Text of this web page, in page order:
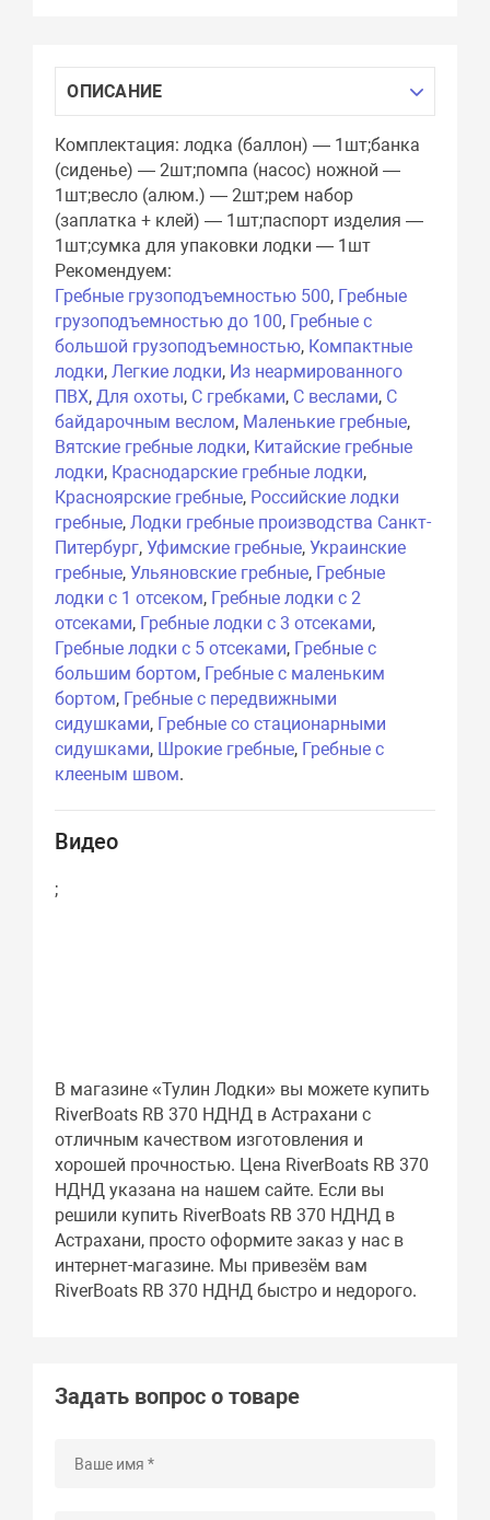
ОПИСАНИЕ
Комплектация: лодка (баллон) — 1шт;банка
(сиденье) — 2шт;помпа (насос) ножной —
1шт;весло (алюм.) — 2шт;рем набор
(заплатка + клей) — 1шт;паспорт изделия —
1шт;сумка для упаковки лодки — 1шт
Рекомендуем:
Гребные грузоподъемностью 500, Гребные
грузоподъемностью до 100, Гребные с
большой грузоподъемностью, Компактные
лодки,Легкие лодки, Из неармированного
ПВХ,Для охоты, С гребками, С веслами, С
байдарочным веслом, Маленькие гребные,
Вятские гребные лодки, Китайские гребные
лодки, Краснодарские гребные лодки,
Красноярские гребные, Российские лодки
гребные,Лодки гребные производства Санкт-
Питербург,Уфимские гребные,Украинские
гребные,Ульяновские гребные, Гребные
лодки с 1 отсеком, Гребные лодки с 2
отсеками, Гребные лодки с 3 отсеками,
Гребные лодки с 5 отсеками, Гребные с
большим бортом, Гребные с маленьким
бортом, Гребные с передвижными
сидушками, Гребные со стационарными
сидушками, Шрокие гребные, Гребные с
клееным швом.
Видео
;
В магазине «Тулин Лодки» вы можете купить
RiverBoats RB 370 НДНД в Астрахани с
отличным качеством изготовления и
хорошей прочностью. Цена RiverBoats RB 370
НДНД указана на нашем сайте. Если вы
решили купить RiverBoats RB 370 НДНД в
Астрахани, просто оформите заказ у нас в
интернет-магазине. Мы привезём вам
RiverBoats RB 370 НДНД быстро и недорого.
Задать вопрос о товаре